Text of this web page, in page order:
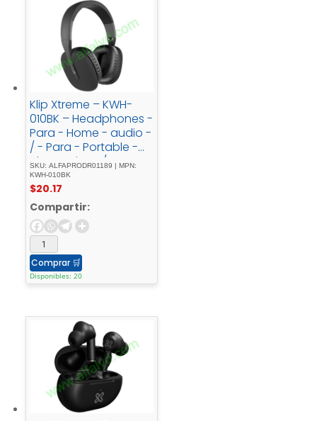
Klip Xtreme – KWH-
010BK – Headphones -
Para - Home - audio -
/ - Para - Portable -
electronics - / - Para -
Professional - audio -
/ - Para - Cellular -
phoneWireless25HrsBl
ackBT
SKU: ALFAPRODR01189 | MPN:
KWH-010BK
$20.17
Compartir:
Comprar 🛒
Disponibles: 20